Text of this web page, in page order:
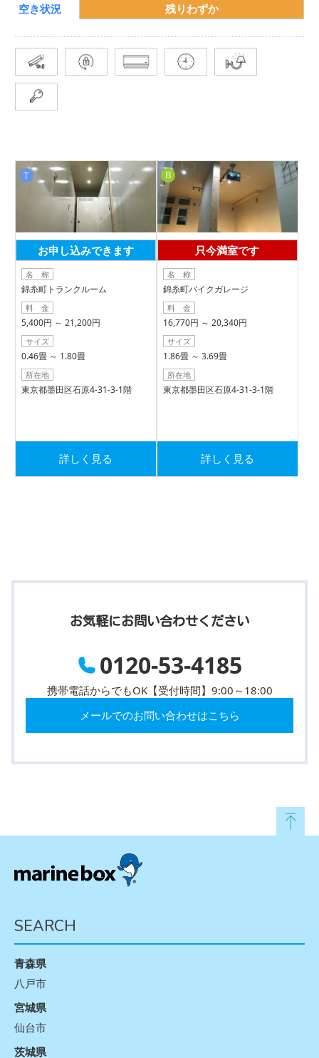
空き状況 残りわずか
お申し込みできます
名 称
錦糸町トランクルーム
料 金
5,400円 ～ 21,200円
サイズ
0.46畳 ～ 1.80畳
所在地
東京都墨田区石原4-31-3-1階
詳しく見る
只今満室です
名 称
錦糸町バイクガレージ
料 金
16,770円 ～ 20,340円
サイズ
1.86畳 ～ 3.69畳
所在地
東京都墨田区石原4-31-3-1階
詳しく見る
お気軽にお問い合わせください
0120-53-4185
携帯電話からでもOK【受付時間】9:00～18:00
メールでのお問い合わせはこちら
SEARCH
青森県
八戸市
宮城県
仙台市
茨城県